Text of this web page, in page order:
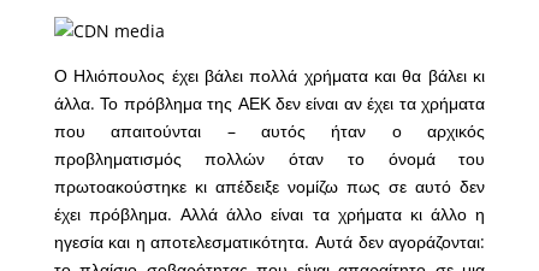
Ο Ηλιόπουλος έχει βάλει πολλά χρήματα και θα βάλει κι
άλλα. Το πρόβλημα της ΑΕΚ δεν είναι αν έχει τα χρήματα
που απαιτούνται – αυτός ήταν ο αρχικός
προβληματισμός πολλών όταν το όνομά του
πρωτοακούστηκε κι απέδειξε νομίζω πως σε αυτό δεν
έχει πρόβλημα. Αλλά άλλο είναι τα χρήματα κι άλλο η
ηγεσία και η αποτελεσματικότητα. Αυτά δεν αγοράζονται: